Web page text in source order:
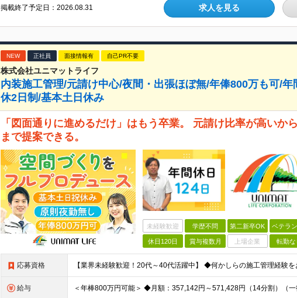
掲載終了予定日：2026.08.31 求人を見る
NEW 正社員 面接情報有 自己PR不要
株式会社ユニマットライフ
内装施工管理/元請け中心/夜間・出張ほぼ無/年俸800万も可/
休2日制/基本土日休み
「図面通りに進めるだけ」はもう卒業。 元請け比率が高いか
まで提案できる。
未経験歓迎 学歴不問 第二新卒OK ベテラ
休日120日 賞与複数月 上場企業 転勤な
応募資格
給与